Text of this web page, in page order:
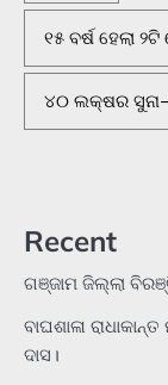
୧୫ ବର୍ଷ ହେଲା
୪୦ ଲକ୍ଷର
Recent
ଗଞ୍ଜାମ ଜିଲ୍ଲା
ବାଘଶାଳା
ଦାସ।